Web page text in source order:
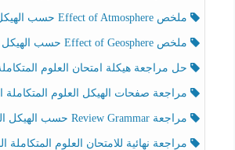
ملخص Effect of Atmosphere حسب الهيكل الوزاري العلوم المتكاملة الصف الخامس انسبير الفصل الثالث
ملخص Effect of Geosphere حسب الهيكل الوزاري العلوم المتكاملة الصف الخامس انسبير الفصل الثالث
حل مراجعة هيكلة امتحان العلوم المتكاملة الصف
مراجعة صفحات الهيكل العلوم المتكاملة الصف الخامس
مراجعة Review Grammar حسب الهيكل اللغة الإنجليزية الصف الخامس الفصل الثالث
مراجعة نهائية للامتحان العلوم المتكاملة الصف